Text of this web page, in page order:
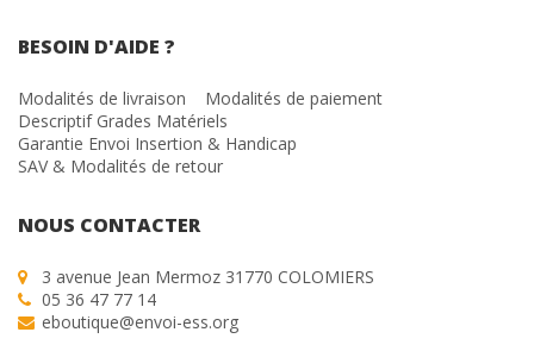
BESOIN D'AIDE ?
Modalités de livraison
Modalités de paiement
Descriptif Grades Matériels
Garantie Envoi Insertion & Handicap
SAV & Modalités de retour
NOUS CONTACTER
3 avenue Jean Mermoz 31770 COLOMIERS
05 36 47 77 14
eboutique@envoi-ess.org